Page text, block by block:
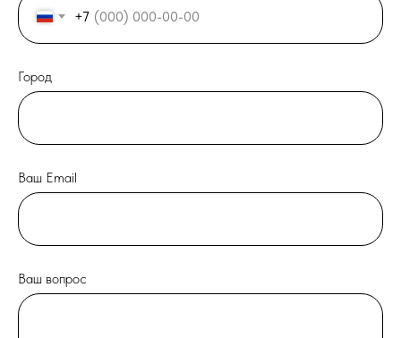
+7
Город
Ваш Email
Ваш вопрос